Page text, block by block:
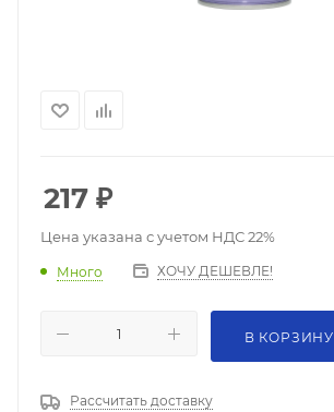
217 ₽
Цена указана с учетом НДС 22%
Много ХОЧУ ДЕШЕВЛЕ!
В КОРЗИНУ
Рассчитать доставку